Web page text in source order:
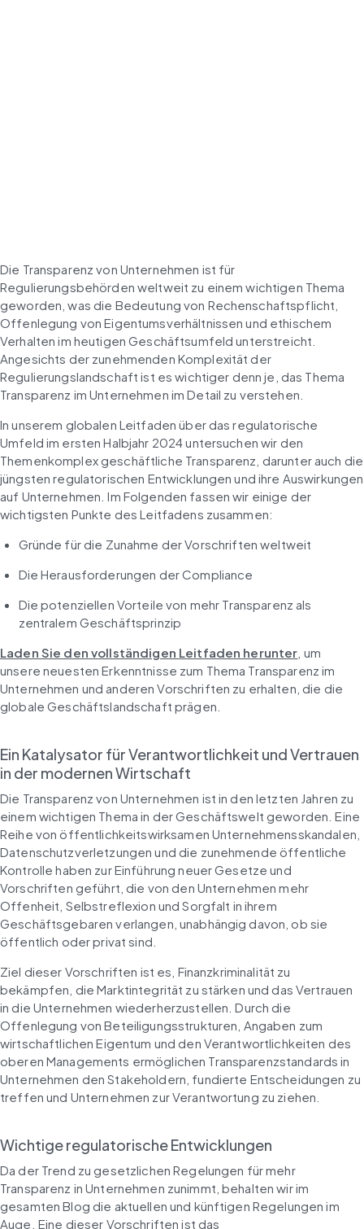
Die Transparenz von Unternehmen ist für
Regulierungsbehörden weltweit zu einem wichtigen Thema
geworden, was die Bedeutung von Rechenschaftspflicht,
Offenlegung von Eigentumsverhältnissen und ethischem
Verhalten im heutigen Geschäftsumfeld unterstreicht.
Angesichts der zunehmenden Komplexität der
Regulierungslandschaft ist es wichtiger denn je, das Thema
Transparenz im Unternehmen im Detail zu verstehen.
In unserem globalen Leitfaden über das regulatorische
Umfeld im ersten Halbjahr 2024 untersuchen wir den
Themenkomplex geschäftliche Transparenz, darunter auch die
jüngsten regulatorischen Entwicklungen und ihre Auswirkungen
auf Unternehmen. Im Folgenden fassen wir einige der
wichtigsten Punkte des Leitfadens zusammen:
Gründe für die Zunahme der Vorschriften weltweit
Die Herausforderungen der Compliance
Die potenziellen Vorteile von mehr Transparenz als
zentralem Geschäftsprinzip
Laden Sie den vollständigen Leitfaden herunter , um
unsere neuesten Erkenntnisse zum Thema Transparenz im
Unternehmen und anderen Vorschriften zu erhalten, die die
globale Geschäftslandschaft prägen.
Ein Katalysator für Verantwortlichkeit und Vertrauen
in der modernen Wirtschaft
Die Transparenz von Unternehmen ist in den letzten Jahren zu
einem wichtigen Thema in der Geschäftswelt geworden. Eine
Reihe von öffentlichkeitswirksamen Unternehmensskandalen,
Datenschutzverletzungen und die zunehmende öffentliche
Kontrolle haben zur Einführung neuer Gesetze und
Vorschriften geführt, die von den Unternehmen mehr
Offenheit, Selbstreflexion und Sorgfalt in ihrem
Geschäftsgebaren verlangen, unabhängig davon, ob sie
öffentlich oder privat sind.
Ziel dieser Vorschriften ist es, Finanzkriminalität zu
bekämpfen, die Marktintegrität zu stärken und das Vertrauen
in die Unternehmen wiederherzustellen. Durch die
Offenlegung von Beteiligungsstrukturen, Angaben zum
wirtschaftlichen Eigentum und den Verantwortlichkeiten des
oberen Managements ermöglichen Transparenzstandards in
Unternehmen den Stakeholdern, fundierte Entscheidungen zu
treffen und Unternehmen zur Verantwortung zu ziehen.
Wichtige regulatorische Entwicklungen
Da der Trend zu gesetzlichen Regelungen für mehr
Transparenz in Unternehmen zunimmt, behalten wir im
gesamten Blog die aktuellen und künftigen Regelungen im
Auge. Eine dieser Vorschriften ist das